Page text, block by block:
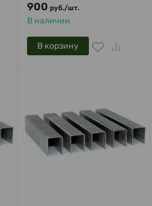
900 руб./шт.
В наличии
В корзину